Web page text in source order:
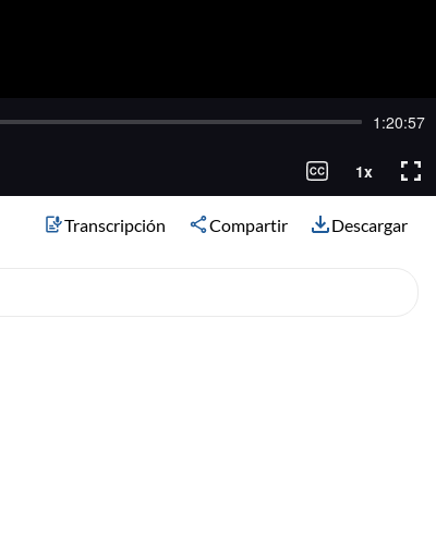
Transcripción Compartir Descargar